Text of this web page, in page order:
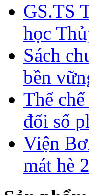
GS.TS
học
Sách
bền
Thể
đổi số
Viện
mát hè